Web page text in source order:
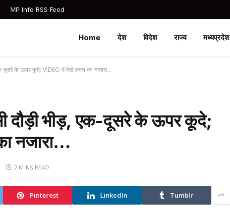
MP Info RSS Feed
Home देश विदेश राज्य मध्यप्रदेश
दूसरे के ऊपर कूदे; VIDEO में देखें लंदन का नजारा…
दौड़ी भीड़, एक-दूसरे के ऊपर कूदे;
नजारा…
2 MINS READ
Pinterest LinkedIn Tumblr